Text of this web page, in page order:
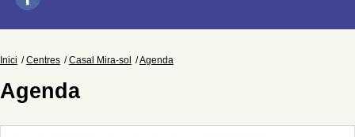
Inici Centres Casal Mira-sol Agenda
Agenda